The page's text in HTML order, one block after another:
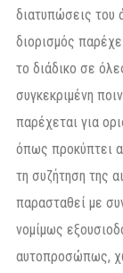
διατυπώσεις του
διορισμός
το διάδικο σε
συγκεκριμένη
παρέχεται για
όπως προκύπτει
τη συζήτηση της
παρασταθεί με
νομίμως
αυτοπροσώπως,